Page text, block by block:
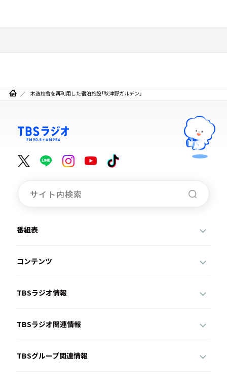
木造校舎を再利用した宿泊施設「秋津野ガルデン」
番組表
コンテンツ
TBSラジオ情報
TBSラジオ関連情報
TBSグループ関連情報